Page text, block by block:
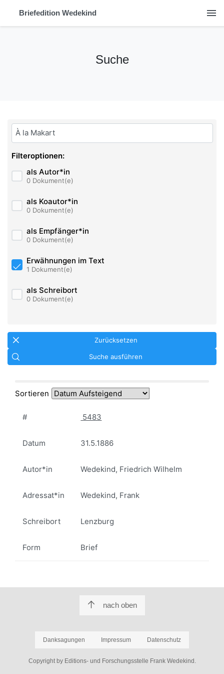
Briefedition Wedekind menu
Suche
Bitte geben Sie hier ihren Suchbegriff ein:
Filteroptionen:
als Autor*in
0 Dokument(e)
als Koautor*in
0 Dokument(e)
als Empfänger*in
0 Dokument(e)
Erwähnungen im Text
1 Dokument(e)
als Schreibort
0 Dokument(e)
Zurücksetzen
Suche ausführen
Sortieren
# 5483
Datum 31.5.1886
Autor*in Wedekind, Friedrich Wilhelm
Adressat*in Wedekind, Frank
Schreibort Lenzburg
Form Brief
nach oben
Danksagungen Impressum Datenschutz
Copyright by Editions- und Forschungsstelle Frank Wedekind.